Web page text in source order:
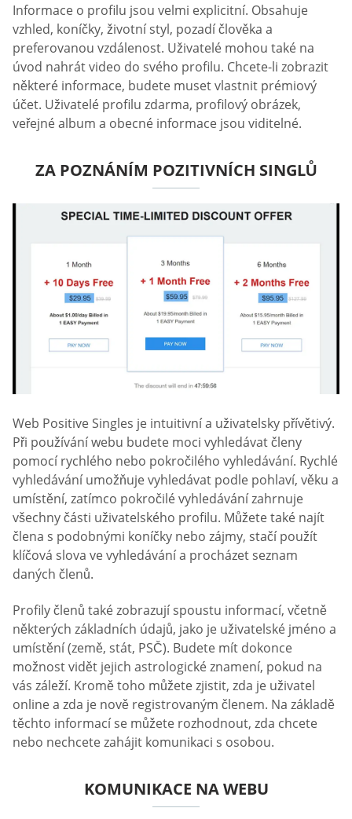
Informace o profilu jsou velmi explicitní. Obsahuje
vzhled, koníčky, životní styl, pozadí člověka a
preferovanou vzdálenost. Uživatelé mohou také na
úvod nahrát video do svého profilu. Chcete-li zobrazit
některé informace, budete muset vlastnit prémiový
účet. Uživatelé profilu zdarma, profilový obrázek,
veřejné album a obecné informace jsou viditelné.
ZA POZNÁNÍM POZITIVNÍCH SINGLŮ
Web Positive Singles je intuitivní a uživatelsky přívětivý.
Při používání webu budete moci vyhledávat členy
pomocí rychlého nebo pokročilého vyhledávání. Rychlé
vyhledávání umožňuje vyhledávat podle pohlaví, věku a
umístění, zatímco pokročilé vyhledávání zahrnuje
všechny části uživatelského profilu. Můžete také najít
člena s podobnými koníčky nebo zájmy, stačí použít
klíčová slova ve vyhledávání a procházet seznam
daných členů.
Profily členů také zobrazují spoustu informací, včetně
některých základních údajů, jako je uživatelské jméno a
umístění (země, stát, PSČ). Budete mít dokonce
možnost vidět jejich astrologické znamení, pokud na
vás záleží. Kromě toho můžete zjistit, zda je uživatel
online a zda je nově registrovaným členem. Na základě
těchto informací se můžete rozhodnout, zda chcete
nebo nechcete zahájit komunikaci s osobou.
KOMUNIKACE NA WEBU